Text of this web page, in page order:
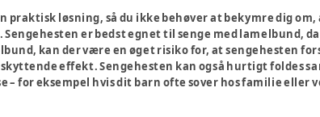
praktisk løsning, så du ikke behøver at bekymre dig
Sengehesten er bedst egnet til senge med lamelbund,
kan der være en øget risiko for, at sengehesten
effekt. Sengehesten kan også hurtigt foldes
– for eksempel hvis dit barn ofte sover hos familie eller